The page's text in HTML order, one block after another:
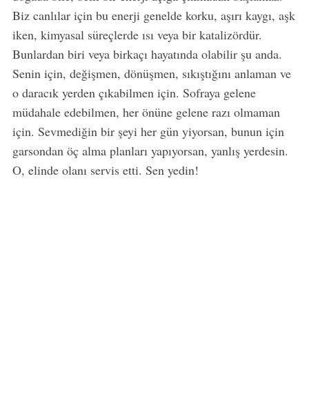
Biz canlılar için bu enerji genelde korku, aşırı kaygı, aşk
iken, kimyasal süreçlerde ısı veya bir katalizördür.
Bunlardan biri veya birkaçı hayatında olabilir şu anda.
Senin için, değişmen, dönüşmen, sıkıştığını anlaman ve
o daracık yerden çıkabilmen için. Sofraya gelene
müdahale edebilmen, her önüne gelene razı olmaman
için. Sevmediğin bir şeyi her gün yiyorsan, bunun için
garsondan öç alma planları yapıyorsan, yanlış yerdesin.
O, elinde olanı servis etti. Sen yedin!